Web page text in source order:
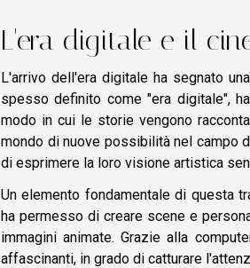
L'era digitale e il
L'arrivo dell'era digitale ha segnato
spesso definito come "era digitale",
modo in cui le storie vengono
mondo di nuove possibilità nel campo
di esprimere la loro visione artistica
Un elemento fondamentale di questa
ha permesso di creare scene e
immagini animate. Grazie alla
affascinanti, in grado di catturare